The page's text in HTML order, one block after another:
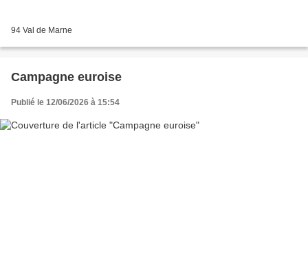
94 Val de Marne
Campagne euroise
Publié le 12/06/2026 à 15:54